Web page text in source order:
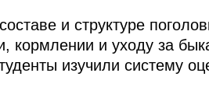
и структуре
кормлении и уходу за
изучили систему